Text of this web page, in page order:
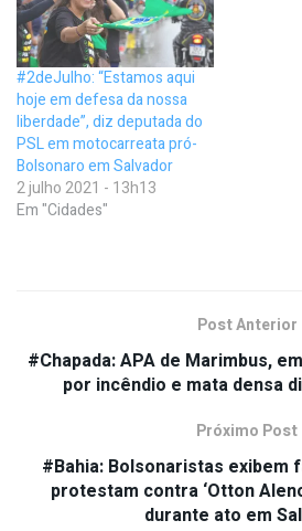
#2deJulho: “Estamos aqui
hoje em defesa da nossa
liberdade”, diz deputada do
PSL em motocarreata pró-
Bolsonaro em Salvador
2 julho 2021 - 13h13
Em "Cidades"
Post Anterior
#Chapada: APA de Marimbus,
por incêndio e mata densa
Próximo Post
#Bahia: Bolsonaristas exibem
protestam contra ‘Otton
durante ato em